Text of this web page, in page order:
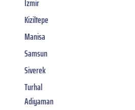
Izmir
Kiziltepe
Manisa
Samsun
Siverek
Turhal
Adiyaman